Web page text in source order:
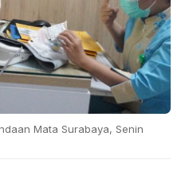
Mata Surabaya, Senin